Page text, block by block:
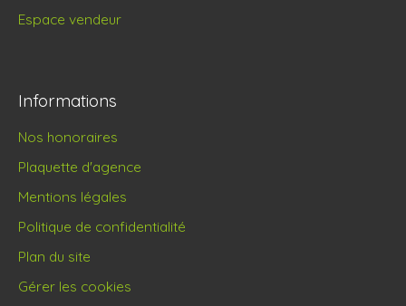
Espace vendeur
Informations
Nos honoraires
Plaquette d'agence
Mentions légales
Politique de confidentialité
Plan du site
Gérer les cookies